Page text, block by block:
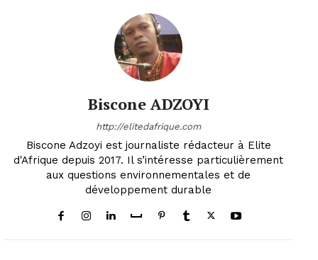
Biscone ADZOYI
http://elitedafrique.com
Biscone Adzoyi est journaliste rédacteur à Elite
d'Afrique depuis 2017. Il s’intéresse particulièrement
aux questions environnementales et de
développement durable